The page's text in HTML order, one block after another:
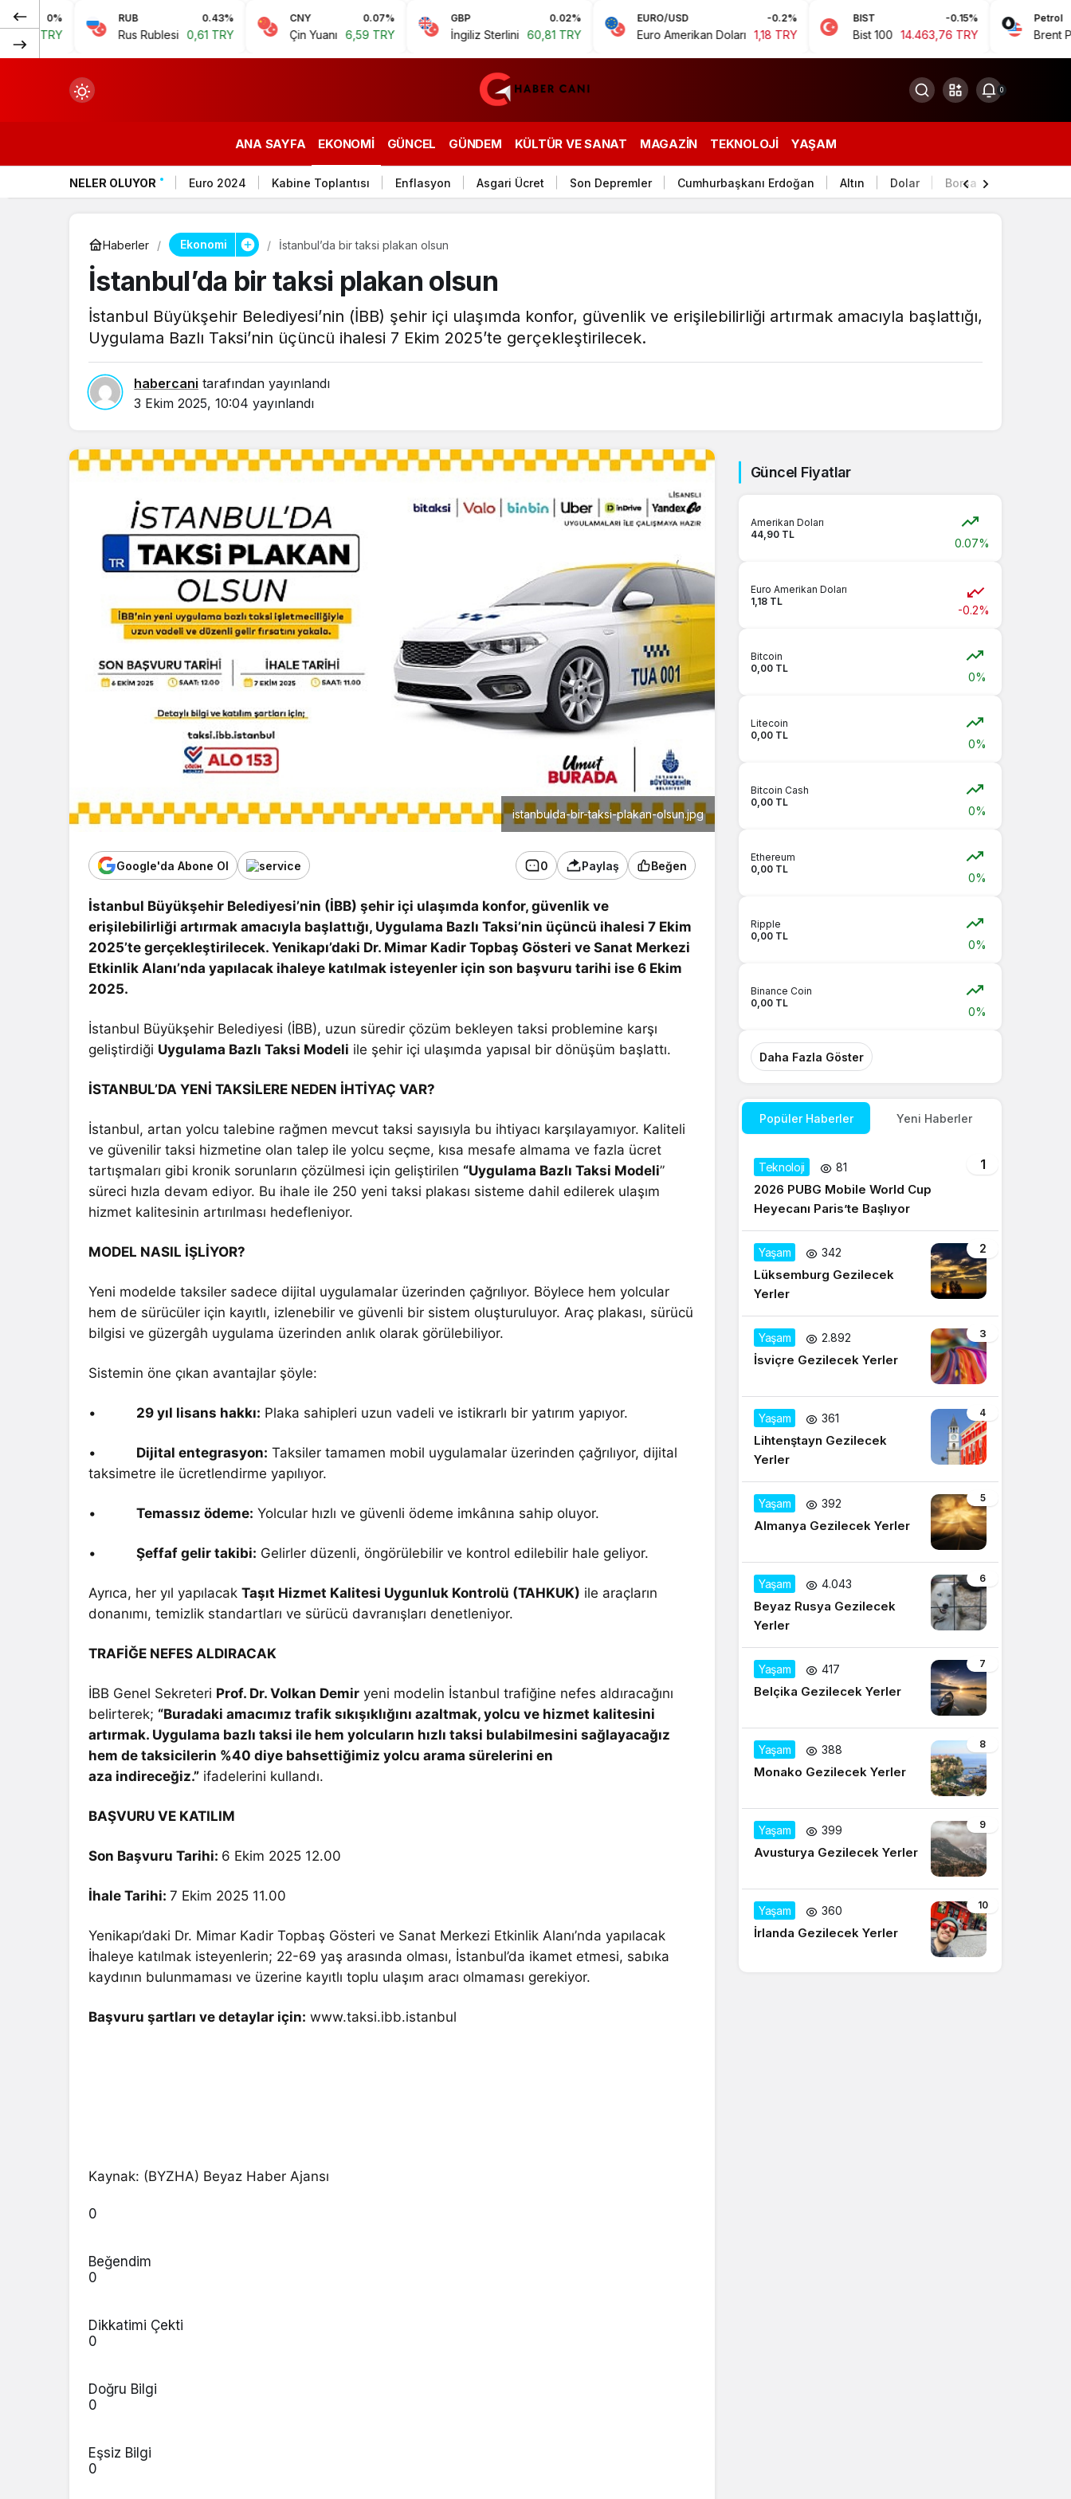
RUB
Rus Rublesi 0,61 TRY
CNY 0.07%
Çin Yuanı 6,59 TRY
GBP
İngiliz Sterlini 60,81 TRY
EURO/USD
Euro Amerikan Doları 1,18 TRY
BIST
Bist 100 14.463,76 TRY
Petrol
Brent Petrol
0
ANA SAYFA EKONOMI GÜNCEL GÜNDEM KÜLTÜR VE SANAT MAGAZIN TEKNOLOJI YAŞAM
NELER OLUYOR Euro 2024 Kabine Toplantısı Enflasyon Asgari Ücret Son Depremler Cumhurbaşkanı Erdoğan Altın Dolar Borsa
Haberler Ekonomi İstanbul’da bir taksi plakan olsun
İstanbul’da bir taksi plakan olsun
İstanbul Büyükşehir Belediyesi’nin (İBB) şehir içi ulaşımda konfor, güvenlik ve erişilebilirliği artırmak amacıyla başlattığı,
Uygulama Bazlı Taksi’nin üçüncü ihalesi 7 Ekim 2025’te gerçekleştirilecek.
habercani tarafından yayınlandı
3 Ekim 2025, 10:04 yayınlandı
istanbulda-bir-taksi-plakan-olsun.jpg
Google'da Abone Ol 0 Paylaş Beğen
İstanbul Büyükşehir Belediyesi’nin (İBB) şehir içi ulaşımda konfor, güvenlik ve
erişilebilirliği artırmak amacıyla başlattığı, Uygulama Bazlı Taksi’nin üçüncü ihalesi 7 Ekim
2025’te gerçekleştirilecek. Yenikapı’daki Dr. Mimar Kadir Topbaş Gösteri ve Sanat Merkezi
Etkinlik Alanı’nda yapılacak ihaleye katılmak isteyenler için son başvuru tarihi ise 6 Ekim
2025.
İstanbul Büyükşehir Belediyesi (İBB), uzun süredir çözüm bekleyen taksi problemine karşı
geliştirdiği Uygulama Bazlı Taksi Modeli ile şehir içi ulaşımda yapısal bir dönüşüm başlattı.
İSTANBUL’DA YENİ TAKSİLERE NEDEN İHTİYAÇ VAR?
İstanbul, artan yolcu talebine rağmen mevcut taksi sayısıyla bu ihtiyacı karşılayamıyor. Kaliteli
ve güvenilir taksi hizmetine olan talep ile yolcu seçme, kısa mesafe almama ve fazla ücret
tartışmaları gibi kronik sorunların çözülmesi için geliştirilen “Uygulama Bazlı Taksi Modeli”
süreci hızla devam ediyor. Bu ihale ile 250 yeni taksi plakası sisteme dahil edilerek ulaşım
hizmet kalitesinin artırılması hedefleniyor.
MODEL NASIL İŞLİYOR?
Yeni modelde taksiler sadece dijital uygulamalar üzerinden çağrılıyor. Böylece hem yolcular
hem de sürücüler için kayıtlı, izlenebilir ve güvenli bir sistem oluşturuluyor. Araç plakası, sürücü
bilgisi ve güzergâh uygulama üzerinden anlık olarak görülebiliyor.
Sistemin öne çıkan avantajlar şöyle:
• 29 yıl lisans hakkı: Plaka sahipleri uzun vadeli ve istikrarlı bir yatırım yapıyor.
• Dijital entegrasyon: Taksiler tamamen mobil uygulamalar üzerinden çağrılıyor, dijital
taksimetre ile ücretlendirme yapılıyor.
•Temassız ödeme: Yolcular hızlı ve güvenli ödeme imkânına sahip oluyor.
•Şeffaf gelir takibi: Gelirler düzenli, öngörülebilir ve kontrol edilebilir hale geliyor.
Ayrıca, her yıl yapılacakTaşıt Hizmet Kalitesi Uygunluk Kontrolü (TAHKUK) ile araçların
donanımı, temizlik standartları ve sürücü davranışları denetleniyor.
TRAFİĞE NEFES ALDIRACAK
İBB Genel Sekreteri Prof. Dr. Volkan Demir yeni modelin İstanbul trafiğine nefes aldıracağını
belirterek; “Buradaki amacımız trafik sıkışıklığını azaltmak, yolcu ve hizmet kalitesini
artırmak. Uygulama bazlı taksi ile hem yolcuların hızlı taksi bulabilmesini sağlayacağız
hem de taksicilerin %40 diye bahsettiğimiz yolcu arama sürelerini en
aza indireceğiz.” ifadelerini kullandı.
BAŞVURU VE KATILIM
Son Başvuru Tarihi: 6 Ekim 2025 12.00
İhale Tarihi:7 Ekim 2025 11.00
Yenikapı’daki Dr. Mimar Kadir Topbaş Gösteri ve Sanat Merkezi Etkinlik Alanı’nda yapılacak
İhaleye katılmak isteyenlerin; 22-69 yaş arasında olması, İstanbul’da ikamet etmesi, sabıka
kaydının bulunmaması ve üzerine kayıtlı toplu ulaşım aracı olmaması gerekiyor.
Başvuru şartları ve detaylar için: www.taksi.ibb.istanbul
Kaynak: (BYZHA) Beyaz Haber Ajansı
0
Beğendim
0
Dikkatimi Çekti
0
Doğru Bilgi
0
Eşsiz Bilgi
0
Güncel Fiyatlar
Amerikan Doları
44,90 TL
0.07%
Euro Amerikan Doları
1,18 TL
-0.2%
Bitcoin
0,00 TL
0%
Litecoin
0,00 TL
0%
Bitcoin Cash
0,00 TL
0%
Ethereum
0,00 TL
0%
Ripple
0,00 TL
0%
Binance Coin
0,00 TL
0%
Daha Fazla Göster
Popüler Haberler Yeni Haberler
1
Teknoloji 81
2026 PUBG Mobile World Cup
Heyecanı Paris’te Başlıyor
2
Yaşam 342
Lüksemburg Gezilecek
Yerler
3
Yaşam 2.892
İsviçre Gezilecek Yerler
4
Yaşam 361
Lihtenştayn Gezilecek
Yerler
5
Yaşam 392
Almanya Gezilecek Yerler
6
Yaşam 4.043
Beyaz Rusya Gezilecek
Yerler
7
Yaşam 417
Belçika Gezilecek Yerler
8
Yaşam 388
Monako Gezilecek Yerler
9
Yaşam 399
Avusturya Gezilecek Yerler
10
Yaşam 360
İrlanda Gezilecek Yerler